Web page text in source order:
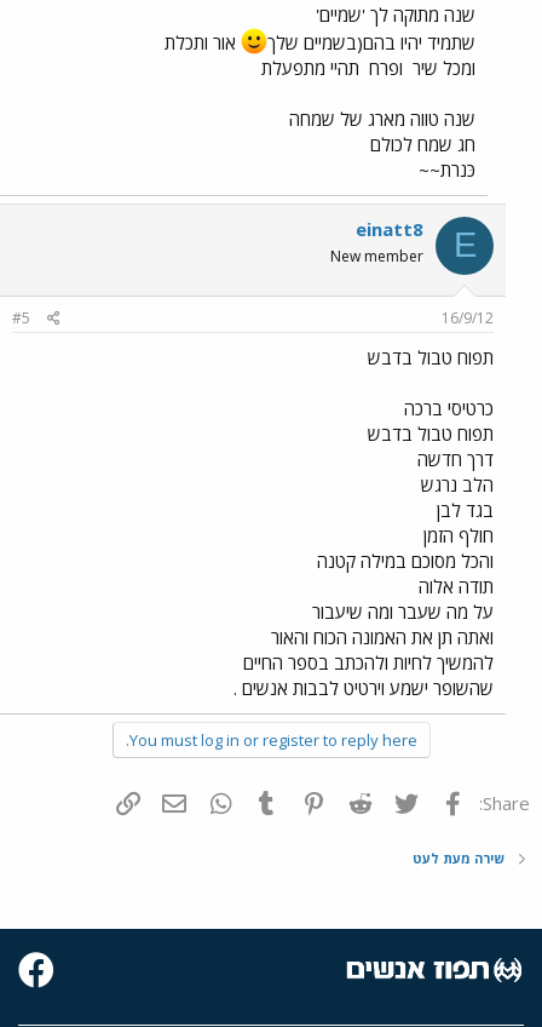
שנה מתוקה לך 'שמיים'
שתמיד יהיו בהם(בשמיים שלך
אור ותכלת
ומכל שיר ופרח תהיי מתפעלת
שנה טווה מארג של שמחה
חג שמח לכולם
כּנרת~~
E
einatt8
New member
16/9/12
#5
תפוח טבול בדבש
כרטיסי ברכה
תפוח טבול בדבש
דרך חדשה
הלב נרגש
בגד לבן
חולף הזמן
והכל מסוכם במילה קטנה
תודה אלוה
על מה שעבר ומה שיעבור
ואתה תן את האמונה הכוח והאור
להמשיך לחיות ולהכתב בספר החיים
שהשופר ישמע וירטיט לבבות אנשים .
You must log in or register to reply here.
Share: פייסבוק Twitter
Reddit
Pinterest
Tumblr
WhatsAppדואר אלקטרוני
שירה מעת לעט